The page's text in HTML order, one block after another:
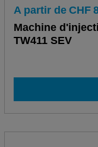
A partir de CHF
Machine
TW411 SEV